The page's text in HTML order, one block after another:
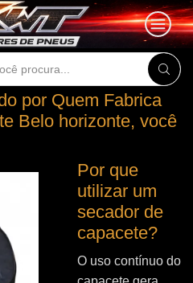
Search
por Quem Fabrica
Belo horizonte, você
Por que
utilizar um
secador de
capacete?
O uso contínuo do